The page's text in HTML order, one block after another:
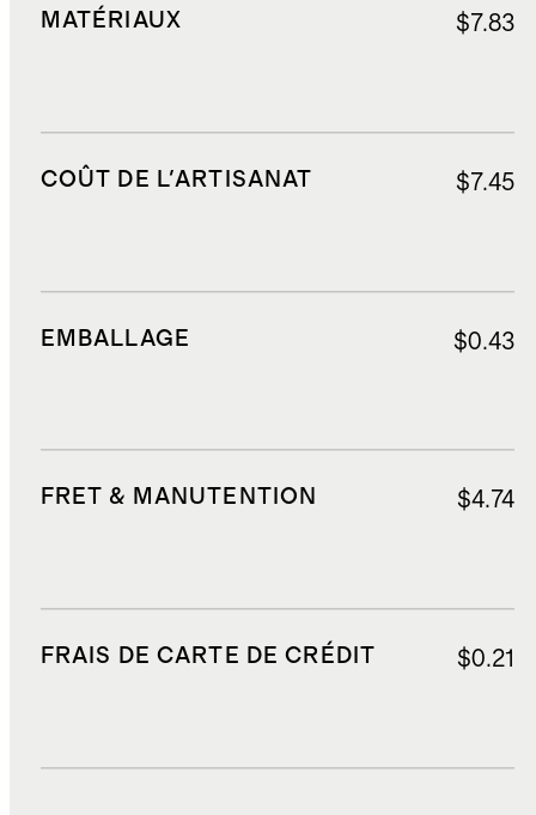
MATÉRIAUX $7.83
COÛT DE L'ARTISANAT $7.45
EMBALLAGE $0.43
FRET & MANUTENTION $4.74
FRAIS DE CARTE DE CRÉDIT $0.21